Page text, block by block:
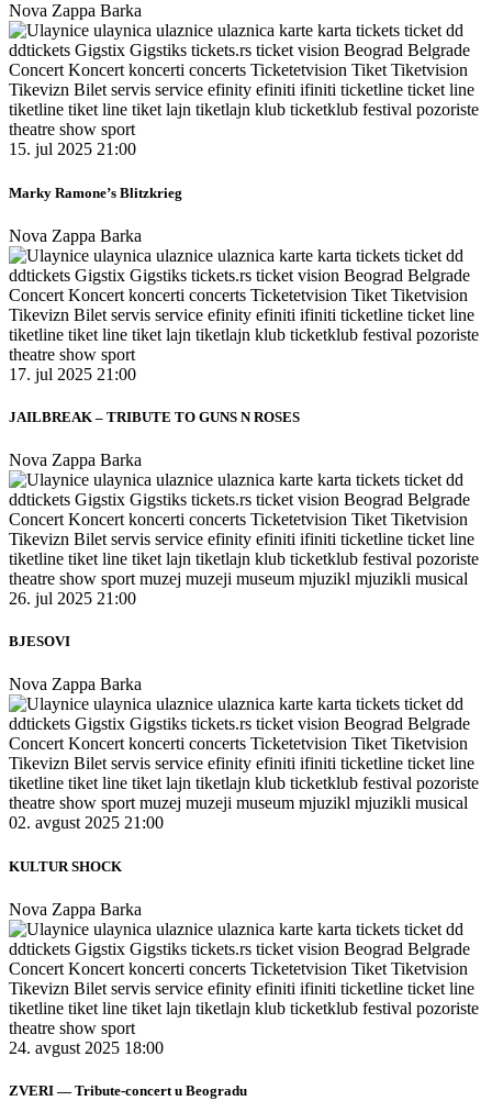
Nova Zappa Barka
15. jul 2025 21:00
Marky Ramone’s Blitzkrieg
Nova Zappa Barka
17. jul 2025 21:00
JAILBREAK – TRIBUTE TO GUNS N ROSES
Nova Zappa Barka
26. jul 2025 21:00
BJESOVI
Nova Zappa Barka
02. avgust 2025 21:00
KULTUR SHOCK
Nova Zappa Barka
24. avgust 2025 18:00
ZVERI — Tribute-concert u Beogradu